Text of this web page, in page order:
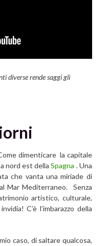
diverse rende saggi gli
dimenticare la capitale
nord est dellaSpagna . Una
che vanta una miriade di
Mar Mediterraneo. Senza
artistico, culturale,
C’è l’imbarazzo della
caso, di saltare qualcosa,